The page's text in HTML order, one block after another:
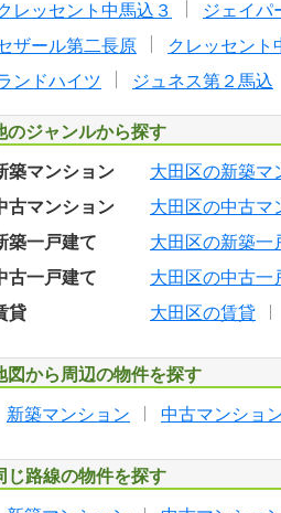
レッセント中馬込３
ジェイパ
ザール第二長原
クレッセント
ンドハイツ
ジュネス第２馬込
のジャンルから探す
築マンション 大田区の新築マ
古マンション
大田区の中古マ
築一戸建て
大田区の新築一
古一戸建て
大田区の中古一
貸
大田区の賃貸
図から周辺の物件を探す
新築マンション 中古マンショ
じ路線の物件を探す